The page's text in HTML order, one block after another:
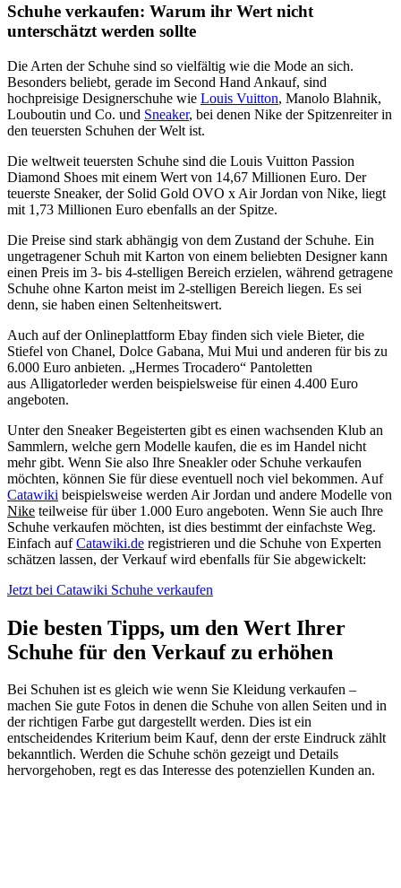
Schuhe verkaufen: Warum ihr Wert nicht
unterschätzt werden sollte
Die Arten der Schuhe sind so vielfältig wie die Mode an sich.
Besonders beliebt, gerade im Second Hand Ankauf, sind
hochpreisige Designerschuhe wie Louis Vuitton, Manolo Blahnik,
Louboutin und Co. und Sneaker, bei denen Nike der Spitzenreiter in
den teuersten Schuhen der Welt ist.
Die weltweit teuersten Schuhe sind die Louis Vuitton Passion
Diamond Shoes mit einem Wert von 14,67 Millionen Euro. Der
teuerste Sneaker, der Solid Gold OVO x Air Jordan von Nike, liegt
mit 1,73 Millionen Euro ebenfalls an der Spitze.
Die Preise sind stark abhängig von dem Zustand der Schuhe. Ein
ungetragener Schuh mit Karton von einem beliebten Designer kann
einen Preis im 3- bis 4-stelligen Bereich erzielen, während getragene
Schuhe ohne Karton meist im 2-stelligen Bereich liegen. Es sei
denn, sie haben einen Seltenheitswert.
Auch auf der Onlineplattform Ebay finden sich viele Bieter, die
Stiefel von Chanel, Dolce Gabana, Mui Mui und anderen für bis zu
6.000 Euro anbieten. „Hermes Trocadero“ Pantoletten
aus Alligatorleder werden beispielsweise für einen 4.400 Euro
angeboten.
Unter den Sneaker Begeisterten gibt es einen wachsenden Klub an
Sammlern, welche gern Modelle kaufen, die es im Handel nicht
mehr gibt. Wenn Sie also Ihre Sneakler oder Schuhe verkaufen
möchten, können Sie für diese eventuell noch viel bekommen. Auf
Catawiki beispielsweise werden Air Jordan und andere Modelle von
Nike teilweise für über 1.000 Euro angeboten. Wenn Sie auch Ihre
Schuhe verkaufen möchten, ist dies bestimmt der einfachste Weg.
Einfach aufCatawiki.de registrieren und die Schuhe von Experten
schätzen lassen, der Verkauf wird ebenfalls für Sie abgewickelt:
Jetzt bei Catawiki Schuhe verkaufen
Die besten Tipps, um den Wert Ihrer
Schuhe für den Verkauf zu erhöhen
Bei Schuhen ist es gleich wie wenn Sie Kleidung verkaufen –
machen Sie gute Fotos in denen die Schuhe von allen Seiten und in
der richtigen Farbe gut dargestellt werden. Dies ist ein
entscheidendes Kriterium beim Kauf, denn der erste Eindruck zählt
bekanntlich. Werden die Schuhe schön gezeigt und Details
hervorgehoben, regt es das Interesse des potenziellen Kunden an.